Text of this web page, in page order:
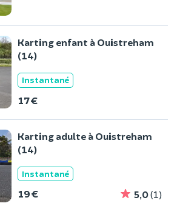
Karting enfant à Ouistreham
(14)
Instantané
17 €
Karting adulte à Ouistreham
(14)
Instantané
19 € 5,0(1)